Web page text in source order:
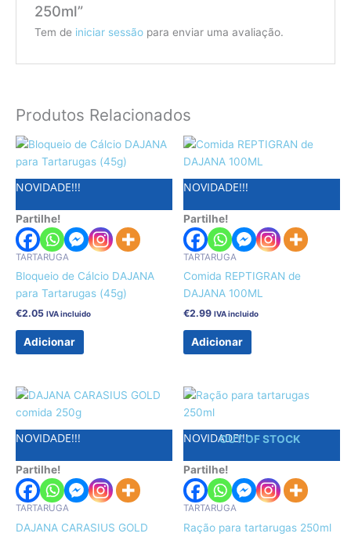
250ml”
Tem de iniciar sessãopara enviar uma avaliação.
Produtos Relacionados
NOVIDADE!!!
Partilhe!
TARTARUGA
Bloqueio de Cálcio DAJANA
para Tartarugas (45g)
€2.05 IVA incluido
Adicionar
NOVIDADE!!!
Partilhe!
TARTARUGA
Comida REPTIGRAN de
DAJANA 100ML
€2.99 IVA incluido
Adicionar
NOVIDADE!!!
Partilhe!
TARTARUGA
DAJANA CARASIUS GOLD
NOVIDADE!!!OUT OF STOCK
Partilhe!
TARTARUGA
Ração para tartarugas 250ml